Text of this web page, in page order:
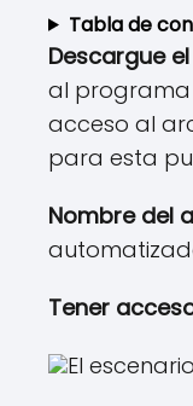
Tabla de
Descargue
al programa
acceso al
para esta
Nombre del
Tener
El escenario